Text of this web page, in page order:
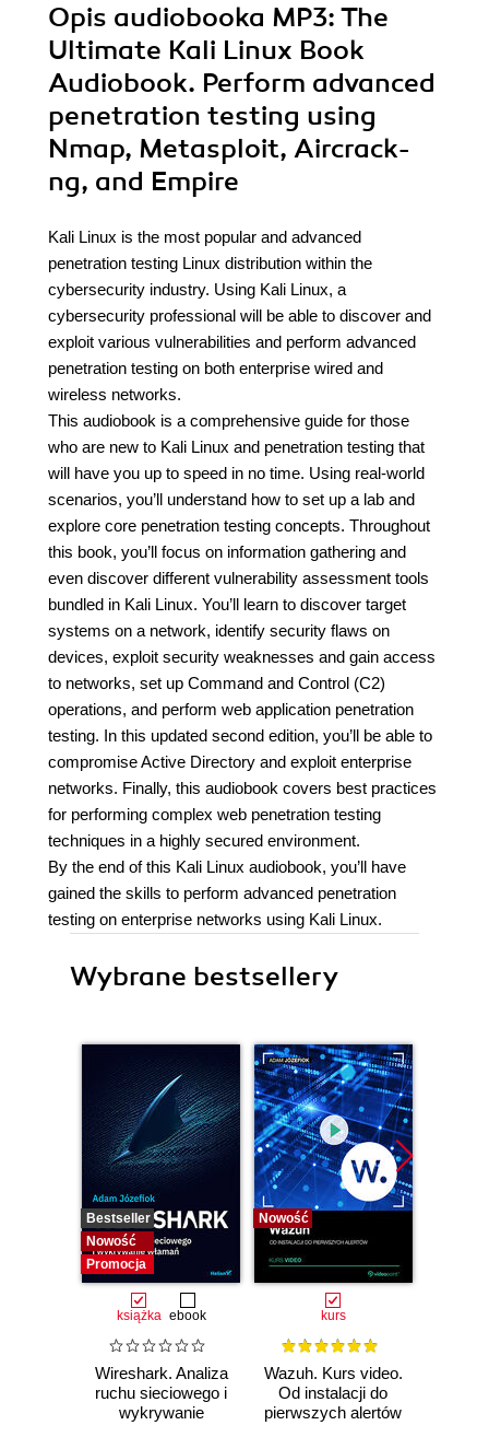
Opis audiobooka MP3: The
Ultimate Kali Linux Book
Audiobook. Perform advanced
penetration testing using
Nmap, Metasploit, Aircrack-
ng, and Empire
Kali Linux is the most popular and advanced
penetration testing Linux distribution within the
cybersecurity industry. Using Kali Linux, a
cybersecurity professional will be able to discover and
exploit various vulnerabilities and perform advanced
penetration testing on both enterprise wired and
wireless networks.
This audiobook is a comprehensive guide for those
who are new to Kali Linux and penetration testing that
will have you up to speed in no time. Using real-world
scenarios, you’ll understand how to set up a lab and
explore core penetration testing concepts. Throughout
this book, you’ll focus on information gathering and
even discover different vulnerability assessment tools
bundled in Kali Linux. You’ll learn to discover target
systems on a network, identify security flaws on
devices, exploit security weaknesses and gain access
to networks, set up Command and Control (C2)
operations, and perform web application penetration
testing. In this updated second edition, you’ll be able to
compromise Active Directory and exploit enterprise
networks. Finally, this audiobook covers best practices
for performing complex web penetration testing
techniques in a highly secured environment.
By the end of this Kali Linux audiobook, you’ll have
gained the skills to perform advanced penetration
testing on enterprise networks using Kali Linux.
Wybrane bestsellery
Bestseller
Nowość
Promocja
książka ebook
Wireshark. Analiza
ruchu sieciowego i
wykrywanie
Nowość
kurs
Wazuh. Kurs video.
Od instalacji do
pierwszych alertów